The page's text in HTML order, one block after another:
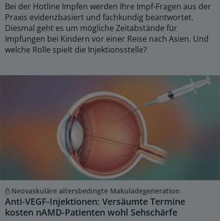
Bei der Hotline Impfen werden Ihre Impf-Fragen aus der
Praxis evidenzbasiert und fachkundig beantwortet.
Diesmal geht es um mögliche Zeitabstände für
Impfungen bei Kindern vor einer Reise nach Asien. Und
welche Rolle spielt die Injektionsstelle?
Neovaskuläre altersbedingte Makuladegeneration
Anti-VEGF-Injektionen: Versäumte Termine
kosten nAMD-Patienten wohl Sehschärfe